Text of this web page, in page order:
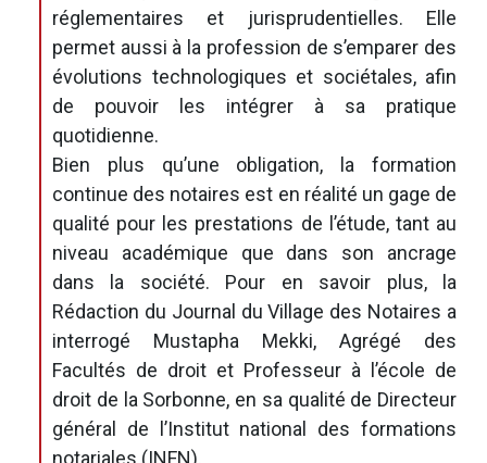
réglementaires et jurisprudentielles. Elle
permet aussi à la profession de s’emparer des
évolutions technologiques et sociétales, afin
de pouvoir les intégrer à sa pratique
quotidienne.
Bien plus qu’une obligation, la formation
continue des notaires est en réalité un gage de
qualité pour les prestations de l’étude, tant au
niveau académique que dans son ancrage
dans la société. Pour en savoir plus, la
Rédaction du Journal du Village des Notaires a
interrogé Mustapha Mekki, Agrégé des
Facultés de droit et Professeur à l’école de
droit de la Sorbonne, en sa qualité de Directeur
général de l’Institut national des formations
notariales (INFN).